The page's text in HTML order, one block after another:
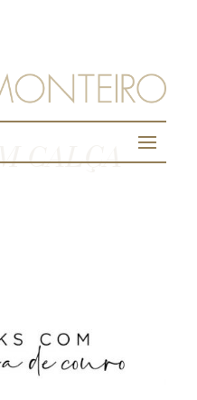
CALÇA